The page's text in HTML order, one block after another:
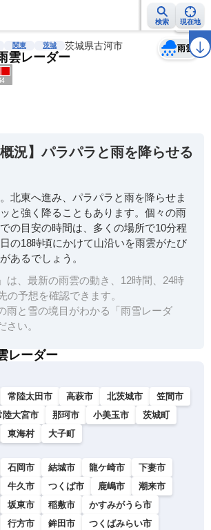
検索 現在地
報 地震情報 警報・注意報 2週間天気 ラ
関東 茨城 茨城県古河市
雲レーダー
雨雲
天気 台風
概況】パラパラと雨を降らせる
北東へ進み、パラパラと雨を降らせま
と強く降ることもあります。個々の雨
の目安の時間は、多くの場所で10分程
の18時頃にかけて山沿いを雨雲がたび
あるでしょう。
は、最新の雨雲の動き、12時間、24時
の予想を確認できます。
雨と雪の境目がわかる「雨雪レーダ
さい。
レーダー
常陸太田市 高萩市 北茨城市
笠間市
陸大宮市 那珂市 小美玉市
茨城町
東海村 大子町
石岡市 結城市 龍ケ崎市
下妻市
牛久市 つくば市 鹿嶋市
潮来市
坂東市 稲敷市
かすみがうら市
行方市 鉾田市
つくばみらい市